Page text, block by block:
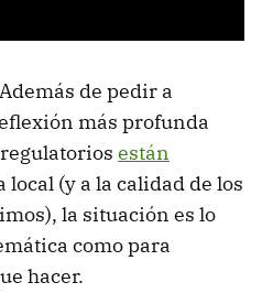
Además de pedir a
más profunda
están
(y a la calidad de los
la situación es lo
como para
hacer.